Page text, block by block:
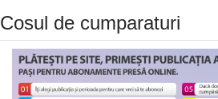
Cosul de cumparaturi